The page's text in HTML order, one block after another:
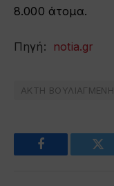
8.000 άτομα.
Πηγή: notia.gr
ΑΚΤΗ
Facebook